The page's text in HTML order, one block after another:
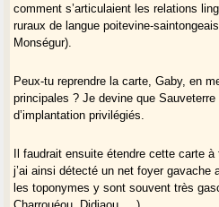
comment s’articulaient les relations
ruraux de langue poitevine-
Monségur).
Peux-tu reprendre la carte, Gaby, en
principales ? Je devine que
d’implantation privilégiés.
Il faudrait ensuite étendre cette carte
j’ai ainsi détecté un net foyer gavache
les toponymes y sont souvent très